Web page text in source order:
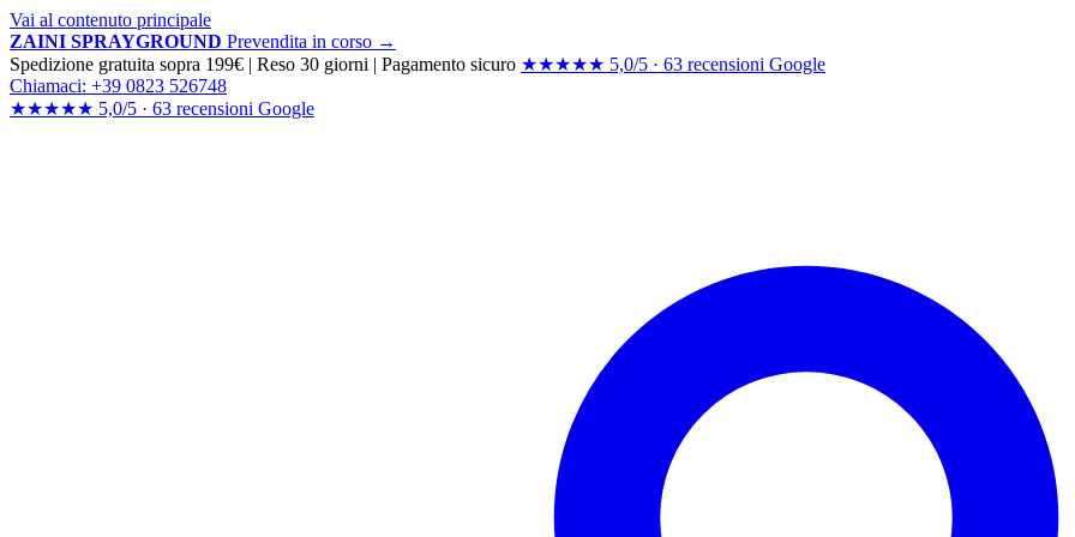
Vai al contenuto principale
ZAINI SPRAYGROUND Prevendita in corso →
Spedizione gratuita sopra 199€ | Reso 30 giorni | Pagamento sicuro ★★★★★ 5,0/5 · 63 recensioni Google
Chiamaci: +39 0823 526748
★★★★★ 5,0/5 · 63 recensioni Google